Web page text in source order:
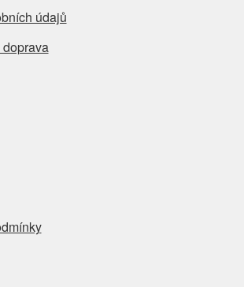
údajů